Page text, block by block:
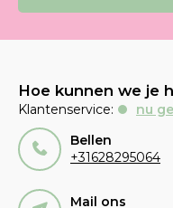
Hoe kunnen we je
Klantenservice:
nu
Bellen
+31628295064
Mail ons